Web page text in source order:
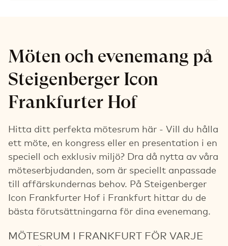
Möten och evenemang på
Steigenberger Icon
Frankfurter Hof
Hitta ditt perfekta mötesrum här - Vill du hålla
ett möte, en kongress eller en presentation i en
speciell och exklusiv miljö? Dra då nytta av våra
möteserbjudanden, som är speciellt anpassade
till affärskundernas behov. På Steigenberger
Icon Frankfurter Hof i Frankfurt hittar du de
bästa förutsättningarna för dina evenemang.
MÖTESRUM I FRANKFURT FÖR VARJE